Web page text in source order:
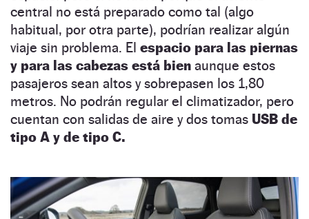
central no está preparado como tal (algo
habitual, por otra parte), podrían realizar algún
viaje sin problema. El espacio para las piernas
y para las cabezas está bien aunque estos
pasajeros sean altos y sobrepasen los 1,80
metros. No podrán regular el climatizador, pero
cuentan con salidas de aire y dos tomas USB de
tipo A y de tipo C.